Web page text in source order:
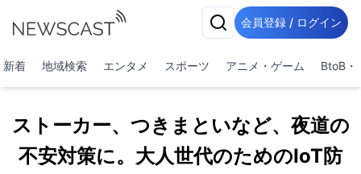
会員登録 / ログイン
新着 地域検索 エンタメ スポーツ アニメ・ゲーム BtoB・
ストーカー、つきまといなど、夜道の
不安対策に。大人世代のためのIoT防